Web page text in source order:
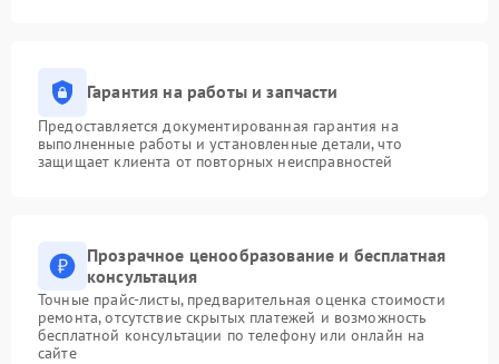
Гарантия на работы и запчасти
Предоставляется документированная гарантия на
выполненные работы и установленные детали, что
защищает клиента от повторных неисправностей
Прозрачное ценообразование и бесплатная
консультация
Точные прайс-листы, предварительная оценка стоимости
ремонта, отсутствие скрытых платежей и возможность
бесплатной консультации по телефону или онлайн на
сайте